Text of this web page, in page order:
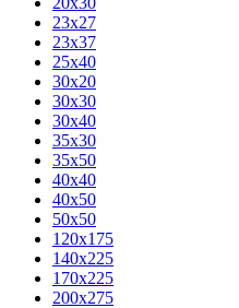
23x27
23x37
25x40
30x20
30x30
30x40
35x30
35x50
40x40
40x50
50x50
120х175
140х225
170х225
200х275